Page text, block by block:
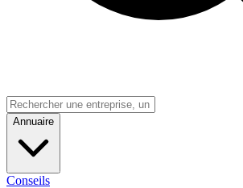
Annuaire
Conseils